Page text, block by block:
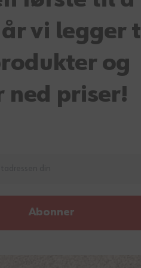
vi legger
og
ned priser!
Abonner